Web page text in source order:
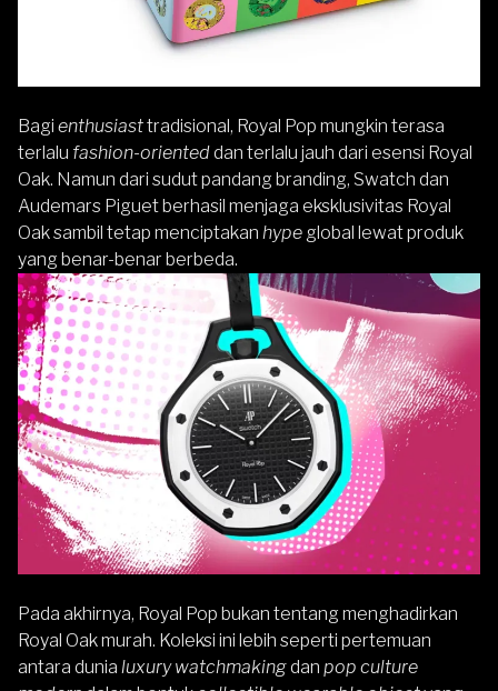
Bagi enthusiasttradisional, Royal Pop mungkin terasa
terlalu fashion-orienteddan terlalu jauh dari esensi Royal
Oak. Namun dari sudut pandang branding, Swatch dan
Audemars Piguet berhasil menjaga eksklusivitas Royal
Oak sambil tetap menciptakan hype global lewat produk
yang benar-benar berbeda.
Pada akhirnya, Royal Pop bukan tentang menghadirkan
Royal Oak murah. Koleksi ini lebih seperti pertemuan
antara dunia luxury watchmakingdan pop culture